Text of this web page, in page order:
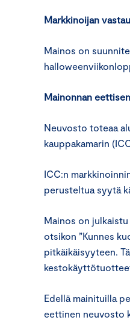
Markkinoijan
Mainos on
Mainonnan
Neuvosto toteaa
kauppakamarin
ICC:n
perusteltua syytä
Mainos on
otsikon ”Kunnes
pitkäikäisyyteen.
Edellä mainituilla
eettinen neuvosto